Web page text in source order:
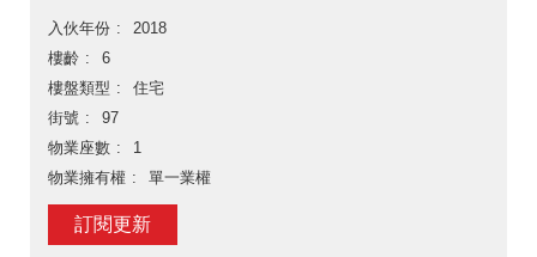
入伙年份
2018
樓齡
6
樓盤類型
住宅
街號
97
物業座數
1
物業擁有權
單一業權
訂閱更新